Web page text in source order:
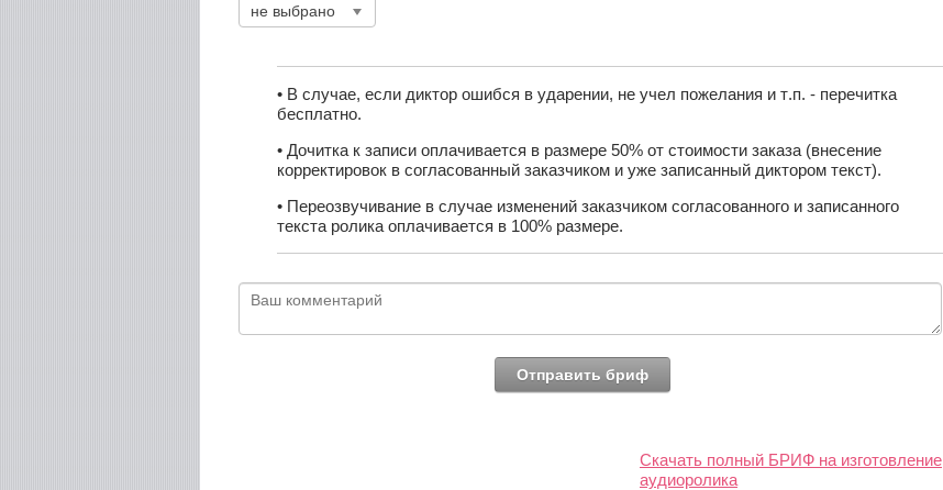
не выбрано
• В случае, если диктор ошибся в ударении, не учел пожелания и т.п. - перечитка
бесплатно.
• Дочитка к записи оплачивается в размере 50% от стоимости заказа (внесение
корректировок в согласованный заказчиком и уже записанный диктором текст).
• Переозвучивание в случае изменений заказчиком согласованного и записанного
текста ролика оплачивается в 100% размере.
Скачать полный БРИФ на изготовление
аудиоролика